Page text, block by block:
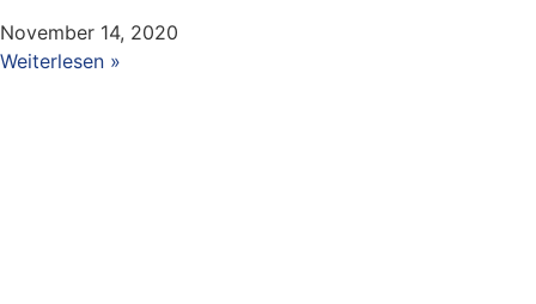
November 14, 2020
Weiterlesen »